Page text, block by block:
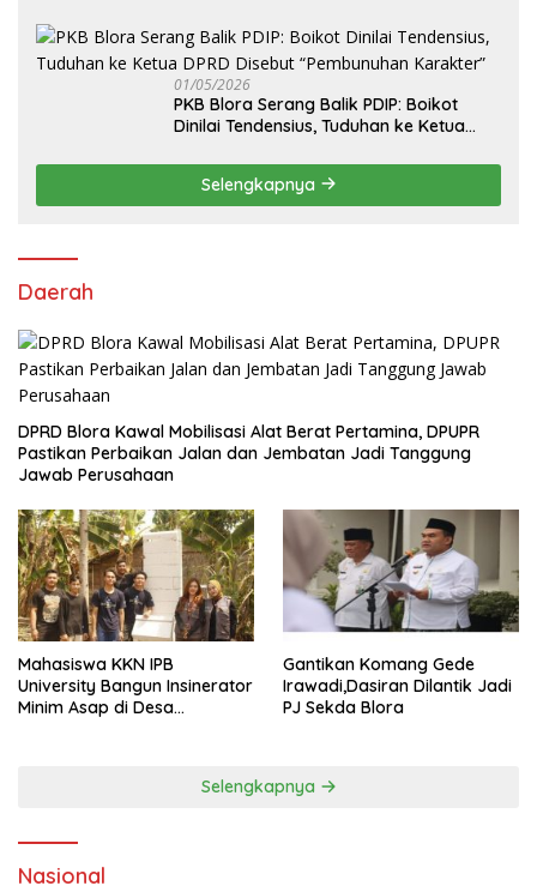
01/05/2026
PKB Blora Serang Balik PDIP: Boikot
Dinilai Tendensius, Tuduhan ke Ketua
Selengkapnya
Daerah
DPRD Blora Kawal Mobilisasi Alat Berat Pertamina, DPUPR
Pastikan Perbaikan Jalan dan Jembatan Jadi Tanggung
Jawab Perusahaan
Mahasiswa KKN IPB
University Bangun Insinerator
Minim Asap di Desa
Gantikan Komang Gede
Irawadi,Dasiran Dilantik Jadi
PJ Sekda Blora
Selengkapnya
Nasional